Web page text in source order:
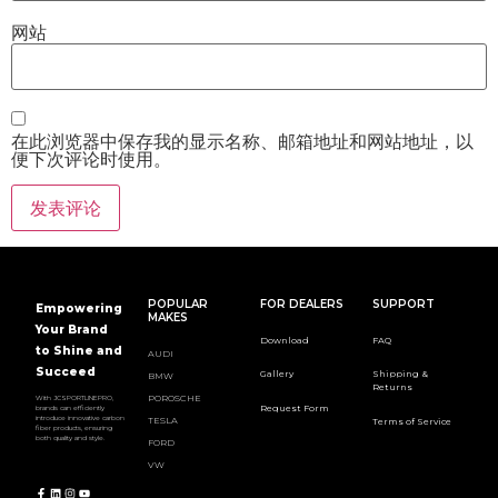
网站
在此浏览器中保存我的显示名称、邮箱地址和网站地址，以
便下次评论时使用。
Empowering
Your Brand
to Shine and
Succeed
With JCSPORTLINEPRO,
brands can efficiently
introduce innovative carbon
fiber products, ensuring
both quality and style.
POPULAR
MAKES
AUDI
BMW
POROSCHE
TESLA
FORD
VW
FOR DEALERS
Download
Gallery
Request Form
SUPPORT
FAQ
Shipping &
Returns
Terms of Service